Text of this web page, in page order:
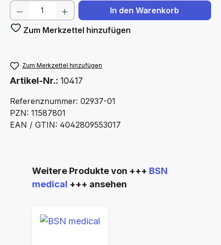
Produkt Anzahl: Gib den gewünschten
In den Warenkorb
Zum Merkzettel hinzufügen
Zum Merkzettel hinzufügen
Artikel-Nr.: 10417
Referenznummer: 02937-01
PZN: 11587801
EAN / GTIN: 4042809553017
Produktgalerie überspringen
Weitere Produkte von +++ BSN
medical +++ ansehen